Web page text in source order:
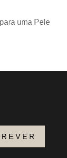
uma Pele